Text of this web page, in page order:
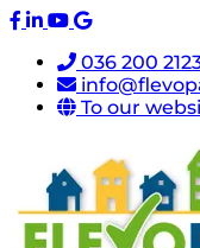
036 200
To our